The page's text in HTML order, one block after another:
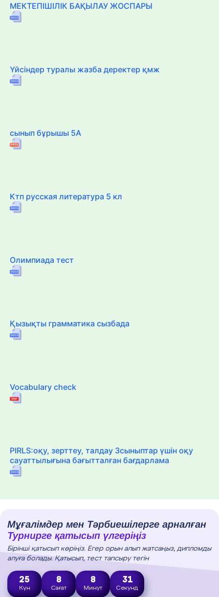
МЕКТЕПІШІЛІК БАҚЫЛАУ ЖОСПАРЫ
Үйсіндер туралы жазба деректер қмж
сынып бұрышы 5А
Ктп русская литература 5 кл
Олимпиада тест
Қызықты грамматика сызбада
Vocabulary check
PIRLS:оқу, зерттеу, талдау 3сыныптар үшін оқу
сауаттылығына бағытталған бағдарлама
Мұғалімдер мен Тәрбиешілерге арналған
Турнирге қатысып үлгеріңіз
Бірінші қатысып көріңіз. Егер орын алып жатсаңыз, дипломды
алуға болады. Қатысып, тест тапсыру тегін
25
Күн
8
Сағат
8
Минут
30
Секунд